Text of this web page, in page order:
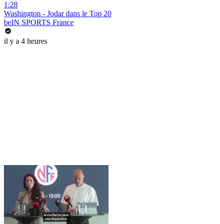
1:28
Washington - Jodar dans le Top 20
beIN SPORTS France
il y a 4 heures